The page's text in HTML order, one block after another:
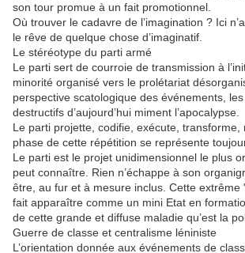
son tour promue à un fait promotionnel.
Où trouver le cadavre de l’imagination ? Ici
le rêve de quelque chose d’imaginatif.
Le stéréotype du parti armé
Le parti sert de courroie de transmission à
minorité organisé vers le prolétariat
perspective scatologique des événements,
destructifs d’aujourd’hui miment l’apocalypse.
Le parti projette, codifie, exécute,
phase de cette répétition se représente
Le parti est le projet unidimensionnel le plus
peut connaître. Rien n’échappe à son
être, au fur et à mesure inclus. Cette extrême
fait apparaître comme un mini Etat en
de cette grande et diffuse maladie qu’est la
Guerre de classe et centralisme léniniste
L’orientation donnée aux événements de